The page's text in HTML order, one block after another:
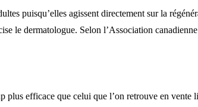
puisqu’elles agissent directement sur la
le dermatologue. Selon l’Association
efficace que celui que l’on retrouve en